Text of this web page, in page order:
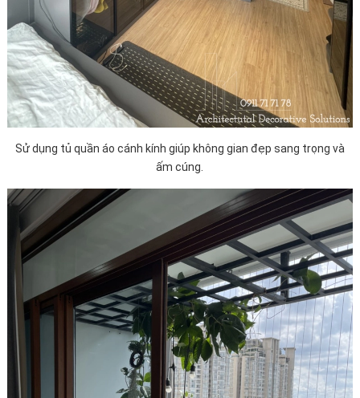
Sử dụng tủ quần áo cánh kính giúp không gian đẹp sang trọng và
ấm cúng.